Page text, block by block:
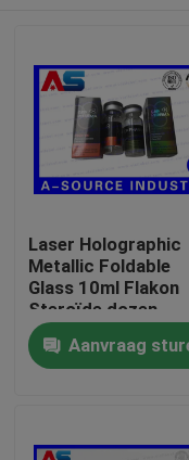
Huis
Ongeveer ons
Laser Holographic
Metallic Foldable
Glass 10ml Flakon
Steroïde dozen
Verpakking
farmaceutische
etiket
Aanvraag